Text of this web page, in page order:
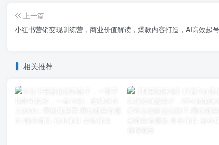
上一篇
小红书营销变现训练营，商业价值解读，爆款内容打造，AI高效起号
相关推荐